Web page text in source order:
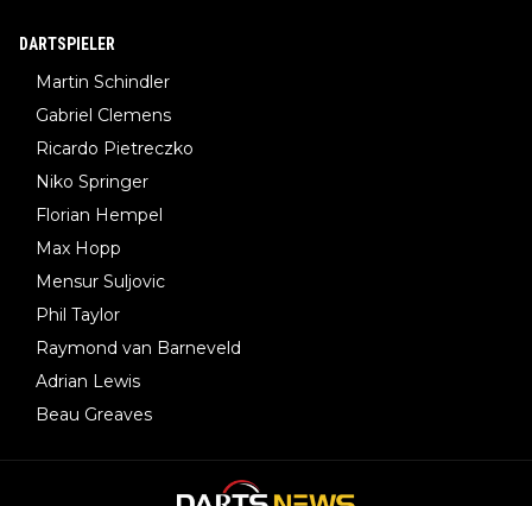
DARTSPIELER
Martin Schindler
Gabriel Clemens
Ricardo Pietreczko
Niko Springer
Florian Hempel
Max Hopp
Mensur Suljovic
Phil Taylor
Raymond van Barneveld
Adrian Lewis
Beau Greaves